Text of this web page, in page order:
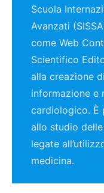
Scuola
Avanzati
come Web
Scientifico
alla creazione
informazione e
cardiologico. È
allo studio
legate
medicina.